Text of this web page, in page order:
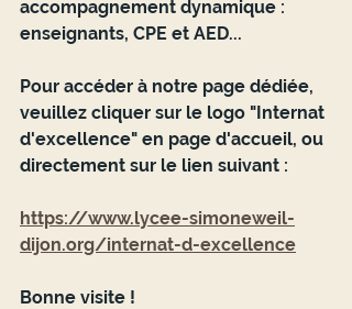
accompagnement dynamique :
enseignants, CPE et AED...
Pour accéder à notre page dédiée,
veuillez cliquer sur le logo "Internat
d'excellence" en page d'accueil, ou
directement sur le lien suivant :
https://www.lycee-simoneweil-
dijon.org/internat-d-excellence
Bonne visite !